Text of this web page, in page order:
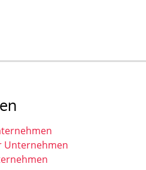
Unternehmen